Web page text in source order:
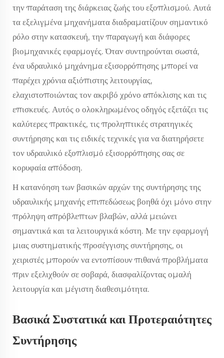
την παράταση της διάρκειας ζωής του εξοπλισμού. Αυτά
τα εξελιγμένα μηχανήματα διαδραματίζουν σημαντικό
ρόλο στην κατασκευή, την παραγωγή και διάφορες
βιομηχανικές εφαρμογές. Όταν συντηρούνται σωστά,
ένα υδραυλικό μηχάνημα εξισορρόπησης μπορεί να
παρέχει χρόνια αξιόπιστης λειτουργίας,
ελαχιστοποιώντας τον ακριβό χρόνο απόκλισης και τις
επισκευές. Αυτός ο ολοκληρωμένος οδηγός εξετάζει τις
καλύτερες πρακτικές, τις προληπτικές στρατηγικές
συντήρησης και τις ειδικές τεχνικές για να διατηρήσετε
τον υδραυλικό εξοπλισμό εξισορρόπησης σας σε
κορυφαία απόδοση.
Η κατανόηση των βασικών αρχών της συντήρησης της
υδραυλικής μηχανής επιπεδώσεως βοηθά όχι μόνο στην
πρόληψη απρόβλεπτων βλαβών, αλλά μειώνει
σημαντικά και τα λειτουργικά κόστη. Με την εφαρμογή
μιας συστηματικής προσέγγισης συντήρησης, οι
χειριστές μπορούν να εντοπίσουν πιθανά προβλήματα
πριν εξελιχθούν σε σοβαρά, διασφαλίζοντας ομαλή
λειτουργία και μέγιστη διαθεσιμότητα.
Βασικά Συστατικά και Προτεραιότητες
Συντήρησης